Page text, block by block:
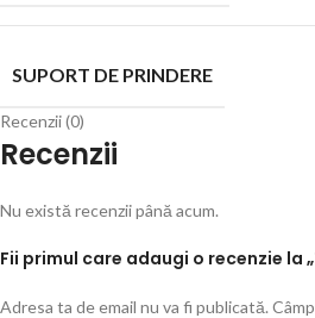
SUPORT DE PRINDERE
Recenzii (0)
Recenzii
Nu există recenzii până acum.
Fii primul care adaugi o recenzie la
Adresa ta de email nu va fi publicată.